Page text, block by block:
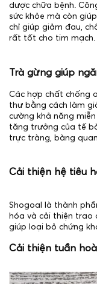
dược chữa bệnh.
sức khỏe mà còn
chỉ giúp giảm đau,
rất tốt cho tim mạch.
Trà gừng giúp
Các hợp chất chống
thư bằng cách làm
cường khả năng
tăng trưởng của tế
trực tràng, bàng
Cải thiện hệ tiêu
Shogoal là thành
hóa và cải thiện trao
giúp loại bỏ chứng
Cải thiện tuần